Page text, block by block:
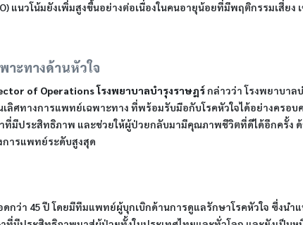
แนวโน้มยังเพิ่มสูงขึ้นอย่างต่อเนื่องในคนอายุน้อยที่มีพฤติกรรมเสี่ยง
าะทางด้านหัวใจ
of Operations โรงพยาบาลบำรุงราษฎร์ กล่าวว่า โรงพยาบา
ลิศทางการแพทย์เฉพาะทาง ที่พร้อมรับมือกับโรคหัวใจได้อย่างคร
มีประสิทธิภาพ และช่วยให้ผู้ป่วยกลับมามีคุณภาพชีวิตที่ดีได้อีกครั้ง
การแพทย์ระดับสูงสุด
กว่า 45 ปี โดยมีทีมแพทย์ผู้บุกเบิกด้านการดูแลรักษาโรคหัวใจ ซึ่งน